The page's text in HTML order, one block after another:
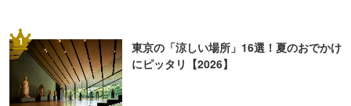
1
東京の「涼しい場所」16選！夏のおでかけ
にピッタリ【2026】